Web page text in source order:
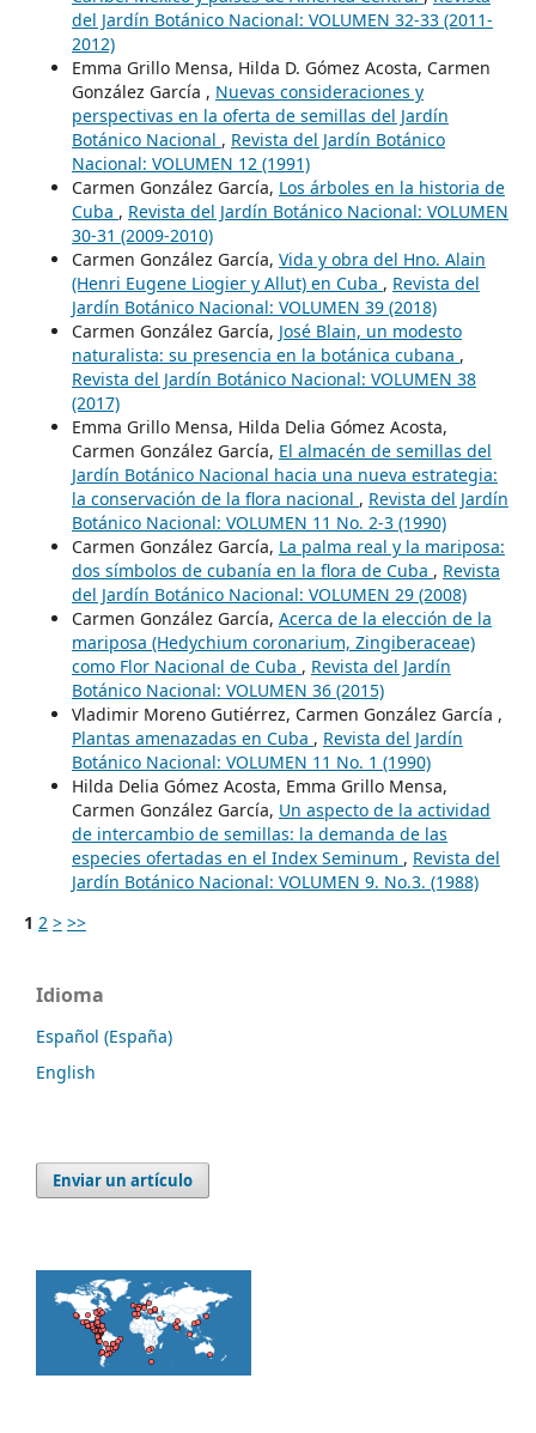
del Jardín Botánico Nacional: VOLUMEN 32-33 (2011-
2012)
Emma Grillo Mensa, Hilda D. Gómez Acosta, Carmen
González García , Nuevas consideraciones y
perspectivas en la oferta de semillas del Jardín
Botánico Nacional , Revista del Jardín Botánico
Nacional: VOLUMEN 12 (1991)
Carmen González García, Los árboles en la historia de
Cuba , Revista del Jardín Botánico Nacional: VOLUMEN
30-31 (2009-2010)
Carmen González García, Vida y obra del Hno. Alain
(Henri Eugene Liogier y Allut) en Cuba , Revista del
Jardín Botánico Nacional: VOLUMEN 39 (2018)
Carmen González García, José Blain, un modesto
naturalista: su presencia en la botánica cubana ,
Revista del Jardín Botánico Nacional: VOLUMEN 38
(2017)
Emma Grillo Mensa, Hilda Delia Gómez Acosta,
Carmen González García, El almacén de semillas del
Jardín Botánico Nacional hacia una nueva estrategia:
la conservación de la flora nacional , Revista del Jardín
Botánico Nacional: VOLUMEN 11 No. 2-3 (1990)
Carmen González García, La palma real y la mariposa:
dos símbolos de cubanía en la flora de Cuba , Revista
del Jardín Botánico Nacional: VOLUMEN 29 (2008)
Carmen González García, Acerca de la elección de la
mariposa (Hedychium coronarium, Zingiberaceae)
como Flor Nacional de Cuba , Revista del Jardín
Botánico Nacional: VOLUMEN 36 (2015)
Vladimir Moreno Gutiérrez, Carmen González García ,
Plantas amenazadas en Cuba , Revista del Jardín
Botánico Nacional: VOLUMEN 11 No. 1 (1990)
Hilda Delia Gómez Acosta, Emma Grillo Mensa,
Carmen González García, Un aspecto de la actividad
de intercambio de semillas: la demanda de las
especies ofertadas en el Index Seminum , Revista del
Jardín Botánico Nacional: VOLUMEN 9. No.3. (1988)
1 2 > >>
Idioma
Español (España)
English
Enviar un artículo